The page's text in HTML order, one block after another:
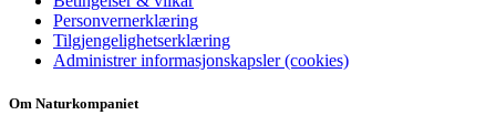
Personvernerklæring
Tilgjengelighetserklæring
Administrer informasjonskapsler (cookies)
Om Naturkompaniet